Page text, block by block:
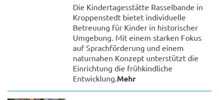
Die Kindertagesstätte Rasselbande in
Kroppenstedt bietet individuelle
Betreuung für Kinder in historischer
Umgebung. Mit einem starken Fokus
auf Sprachförderung und einem
naturnahen Konzept unterstützt die
Einrichtung die frühkindliche
Entwicklung. Mehr